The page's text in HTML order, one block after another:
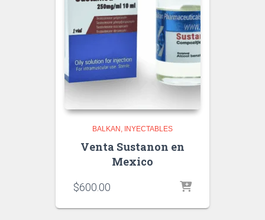
BALKAN INYECTABLES
Venta Sustanon en
Mexico
$600.00